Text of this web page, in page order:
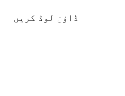
ڈاؤن لوڈ کریں